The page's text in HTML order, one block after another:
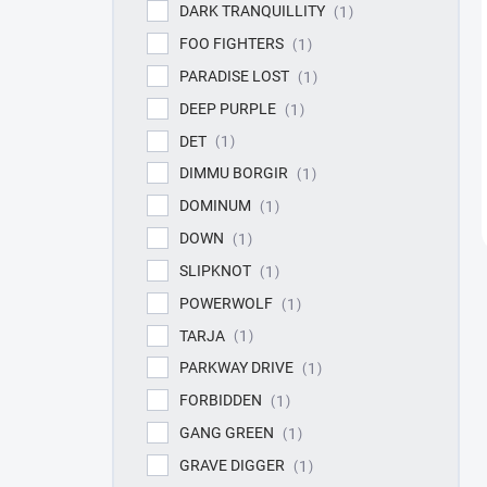
DARK TRANQUILLITY
1
FOO FIGHTERS
1
PARADISE LOST
1
DEEP PURPLE
1
DET
1
DIMMU BORGIR
1
DOMINUM
1
DOWN
1
SLIPKNOT
1
POWERWOLF
1
TARJA
1
PARKWAY DRIVE
1
FORBIDDEN
1
GANG GREEN
1
GRAVE DIGGER
1